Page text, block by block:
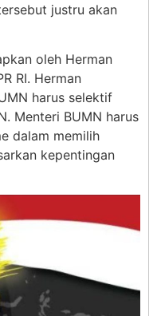
justru akan
oleh Herman
RI. Herman
harus selektif
Menteri BUMN harus
dalam memilih
kepentingan